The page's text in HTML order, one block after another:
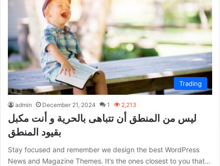
Trading
admin December 21, 2024 1 2,213
ليس من المنطق أن تتباهى بالحرية و أنت مكبل
بقيود المنطق
Stay focused and remember we design the best WordPress
News and Magazine Themes. It’s the ones closest to you that…